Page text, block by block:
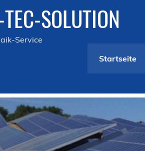
SOLUTION
Service
Startseite